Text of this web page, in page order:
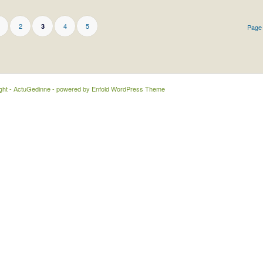
2 3 4 5
- ActuGedinne -powered by Enfold WordPress Theme